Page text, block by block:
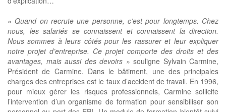
«Quand on recrute une personne, c’est pour longtemps. Chez
nous, les salariés se connaissent et connaissent la direction.
Nous sommes à leurs côtés pour les rassurer et leur expliquer
notre projet d’entreprise. Ce projet comporte des droits et des
avantages, mais aussi des devoirs » souligne Sylvain Carmine,
Président de Carmine. Dans le bâtiment, une des principales
charges des entreprises est le taux d’accident de travail. En 1996,
pour mieux gérer les risques professionnels, Carmine sollicite
l’intervention d’un organisme de formation pour sensibiliser son